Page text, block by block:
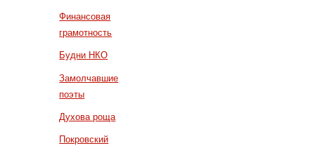
Финансовая
грамотность
Будни НКО
Замолчавшие
поэты
Духова роща
Покровский